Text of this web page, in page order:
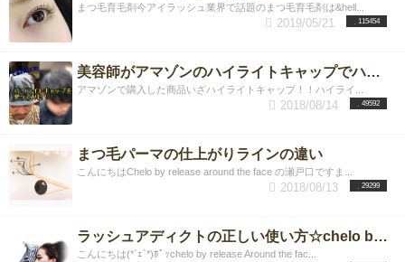
まつ毛育毛剤今アイラッシュ業界で話題のまつ毛育毛剤は&hell...
115454
2019/05/21
美容師がアマゾンのハイライトキャップでハイライトを入れてみた！！
アマゾンで購入した商品いざハイライトキャップ！！ハイライ...
49592
2018/08/14
まつ毛パーマの仕上がりラインの違い
こんにちはChelo by release around the face の瀬戸口ですま...
29299
2018/08/13
ラッシュアディクトの正しい使い方☆chelo by release Around the face店
こんにちは(*´ｪ`*)ﾎﾟｯchelo by release Around the fac...